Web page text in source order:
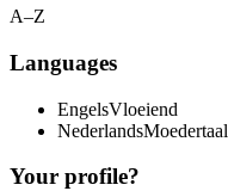
A–Z
Languages
EngelsVloeiend
NederlandsMoedertaal
Your profile?